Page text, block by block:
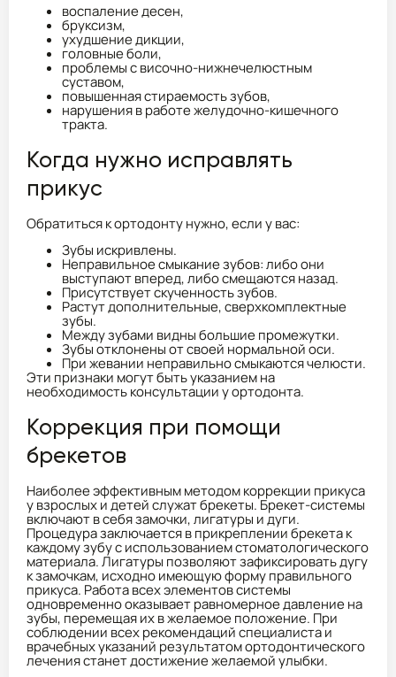
воспаление десен,
бруксизм,
ухудшение дикции,
головные боли,
проблемы с височно-нижнечелюстным
суставом,
повышенная стираемость зубов,
нарушения в работе желудочно-кишечного
тракта.
Когда нужно исправлять
прикус
Обратиться к ортодонту нужно, если у вас:
Зубы искривлены.
Неправильное смыкание зубов: либо они
выступают вперед, либо смещаются назад.
Присутствует скученность зубов.
Растут дополнительные, сверхкомплектные
зубы.
Между зубами видны большие промежутки.
Зубы отклонены от своей нормальной оси.
При жевании неправильно смыкаются челюсти.
Эти признаки могут быть указанием на
необходимость консультации у ортодонта.
Коррекция при помощи
брекетов
Наиболее эффективным методом коррекции прикуса
у взрослых и детей служат брекеты. Брекет-системы
включают в себя замочки, лигатуры и дуги.
Процедура заключается в прикреплении брекета к
каждому зубу с использованием стоматологического
материала. Лигатуры позволяют зафиксировать дугу
к замочкам, исходно имеющую форму правильного
прикуса. Работа всех элементов системы
одновременно оказывает равномерное давление на
зубы, перемещая их в желаемое положение. При
соблюдении всех рекомендаций специалиста и
врачебных указаний результатом ортодонтического
лечения станет достижение желаемой улыбки.